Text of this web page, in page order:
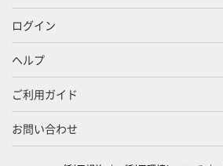
ログイン
ヘルプ
ご利用ガイド
お問い合わせ